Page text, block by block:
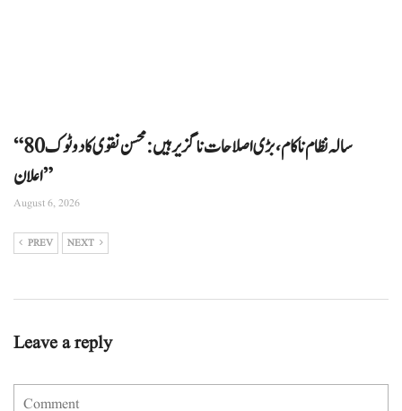
“80 سالہ نظام ناکام، بڑی اصلاحات ناگزیر ہیں: محسن نقوی کا دوٹوک
اعلان”
August 6, 2026
PREV NEXT
Leave a reply